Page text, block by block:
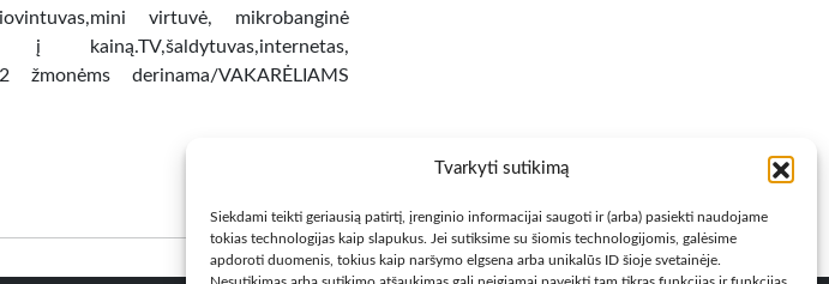
Tvarkyti sutikimą
Siekdami teikti geriausią patirtį, įrenginio informacijai saugoti ir (arba) pasiekti naudojame
tokias technologijas kaip slapukus. Jei sutiksime su šiomis technologijomis, galėsime
apdoroti duomenis, tokius kaip naršymo elgsena arba unikalūs ID šioje svetainėje.
virtuvė, mikrobanginė
į kainą.TV,šaldytuvas,internetas,
žmonėms derinama/VAKARĖLIAMS